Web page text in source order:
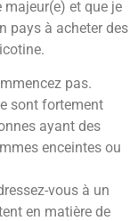
cumulés en
fidélités
majeur(e) et que je
pays à acheter des
pas.
sont fortement
ayant des
enceintes ou
vous à un
en matière de